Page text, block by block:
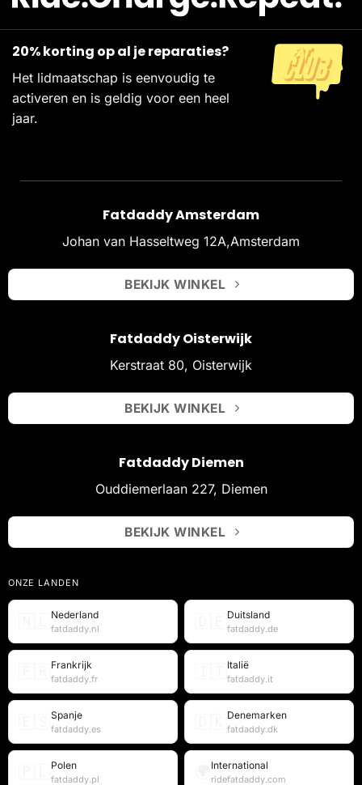
20% korting op al je reparaties?
Het lidmaatschap is eenvoudig te
activeren en is geldig voor een heel
jaar.
Fatdaddy Amsterdam
Johan van Hasseltweg 12A,Amsterdam
BEKIJK WINKEL
Fatdaddy Oisterwijk
Kerstraat 80, Oisterwijk
BEKIJK WINKEL
Fatdaddy Diemen
Ouddiemerlaan 227, Diemen
BEKIJK WINKEL
ONZE LANDEN
Nederland
fatdaddy.nl
Duitsland
fatdaddy.de
Frankrijk
fatdaddy.fr
Italië
fatdaddy.it
Spanje
fatdaddy.es
Denemarken
fatdaddy.dk
Polen
fatdaddy.pl
International
ridefatdaddy.com